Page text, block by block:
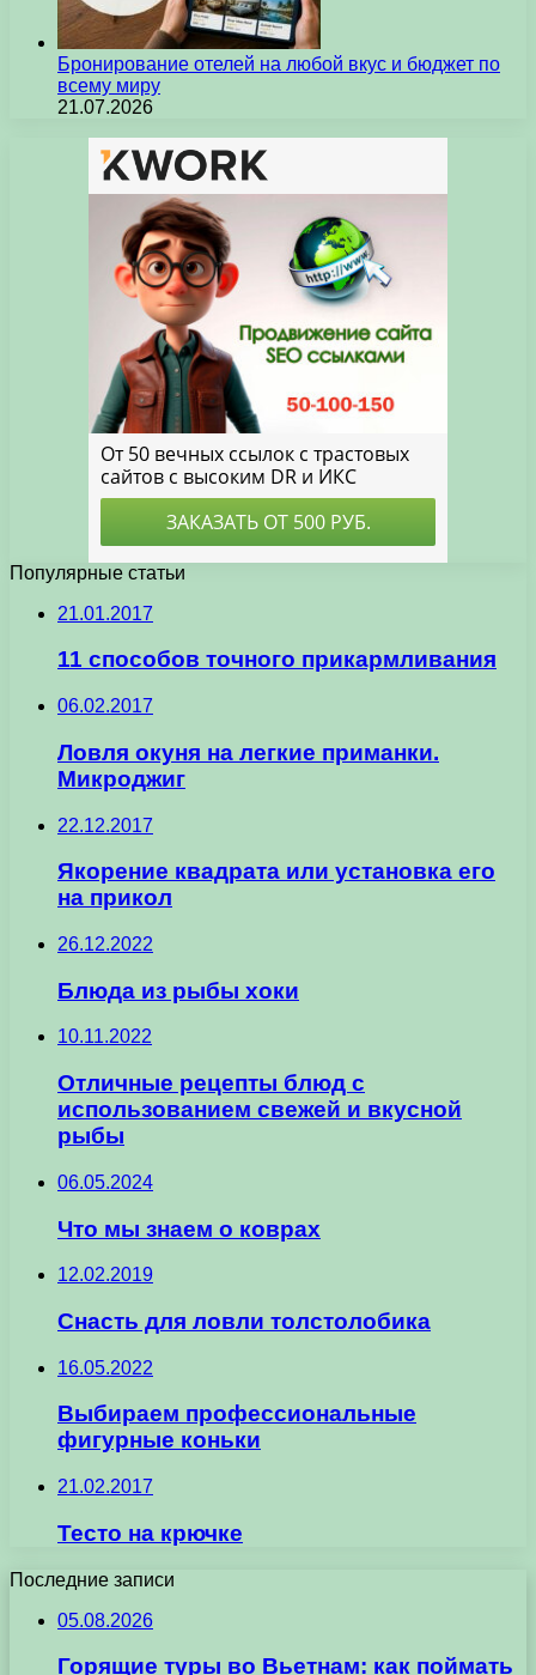
Бронирование отелей на любой вкус и бюджет по
всему миру
21.07.2026
Популярные статьи
21.01.2017
11 способов точного прикармливания
06.02.2017
Ловля окуня на легкие приманки.
Микроджиг
22.12.2017
Якорение квадрата или установка его
на прикол
26.12.2022
Блюда из рыбы хоки
10.11.2022
Отличные рецепты блюд с
использованием свежей и вкусной
рыбы
06.05.2024
Что мы знаем о коврах
12.02.2019
Cнасть для ловли толстолобика
16.05.2022
Выбираем профессиональные
фигурные коньки
21.02.2017
Тесто на крючке
Последние записи
05.08.2026
Горящие туры во Вьетнам: как поймать